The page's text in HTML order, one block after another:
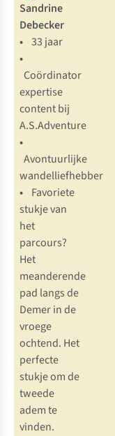
Sandrine
Debecker
• 33 jaar
•
Coördinator
expertise
content bij
A.S.Adventure
•
Avontuurlijke
wandelliefhebber
• Favoriete
stukje van
het
parcours?
Het
meanderende
pad langs de
Demer in de
vroege
ochtend. Het
perfecte
stukje om de
tweede
adem te
vinden.